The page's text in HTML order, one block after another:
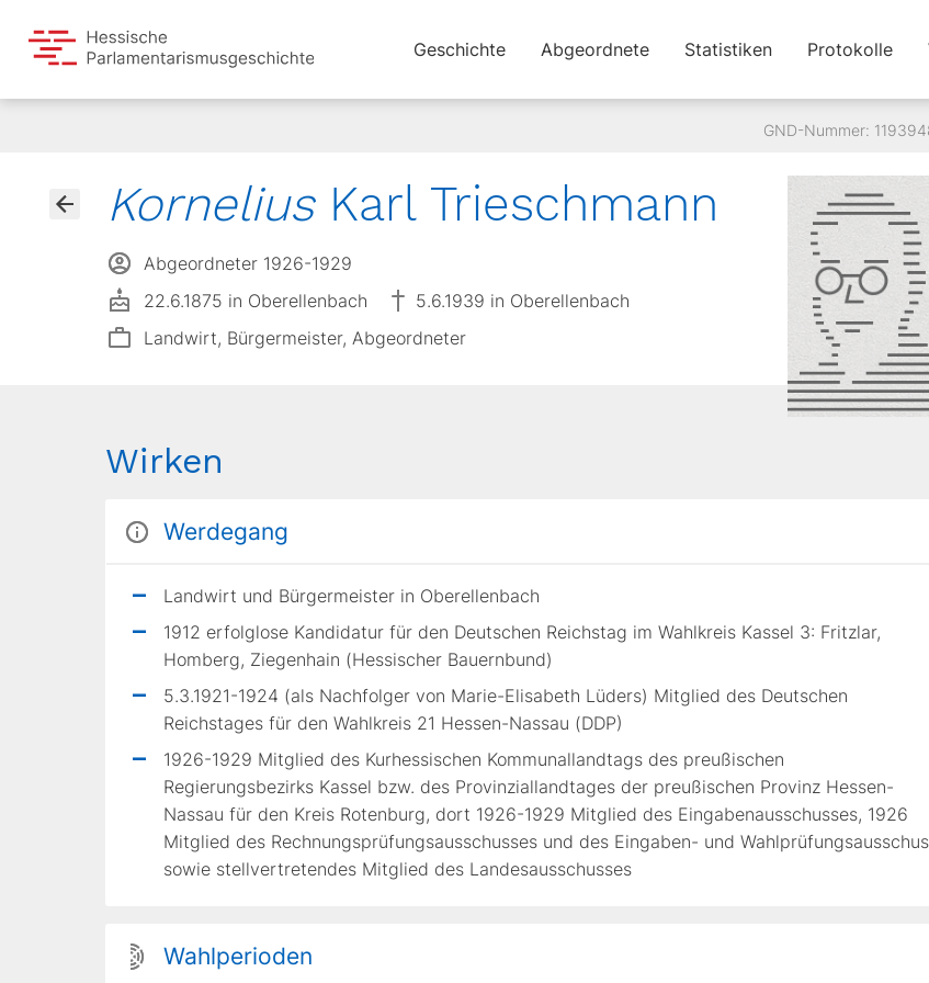
Geschichte Abgeordnete Statistiken Protokolle
GND-Nummer:
KorneliusKarl Trieschmann
Abgeordneter 1926-1929
22.6.1875 in Oberellenbach
5.6.1939 in Oberellenbach
Landwirt, Bürgermeister, Abgeordneter
Wirken
Werdegang
Landwirt und Bürgermeister in Oberellenbach
1912 erfolglose Kandidatur für den Deutschen Reichstag im Wahlkreis Kassel 3: Fritzlar,
Homberg, Ziegenhain (Hessischer Bauernbund)
5.3.1921-1924 (als Nachfolger von Marie-Elisabeth Lüders) Mitglied des Deutschen
Reichstages für den Wahlkreis 21 Hessen-Nassau (DDP)
1926-1929 Mitglied des Kurhessischen Kommunallandtags des preußischen
Regierungsbezirks Kassel bzw. des Provinziallandtages der preußischen Provinz Hessen-
Nassau für den Kreis Rotenburg, dort 1926-1929 Mitglied des Eingabenausschusses, 1926
Mitglied des Rechnungsprüfungsausschusses und des Eingaben- und
sowie stellvertretendes Mitglied des Landesausschusses
Wahlperioden